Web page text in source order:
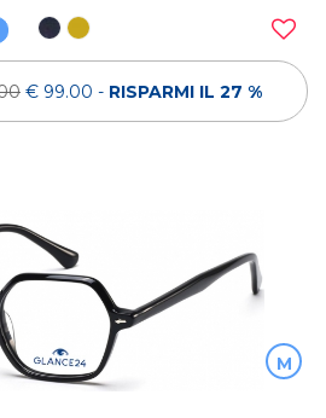
€ 99.00 - RISPARMI IL 27 %
M